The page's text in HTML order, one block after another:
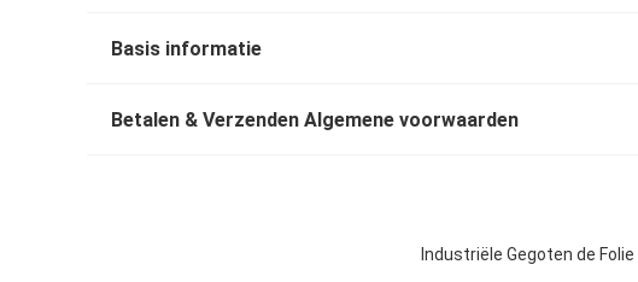
Basis informatie
Betalen & Verzenden Algemene voorwaarden
Industriële Gegoten de